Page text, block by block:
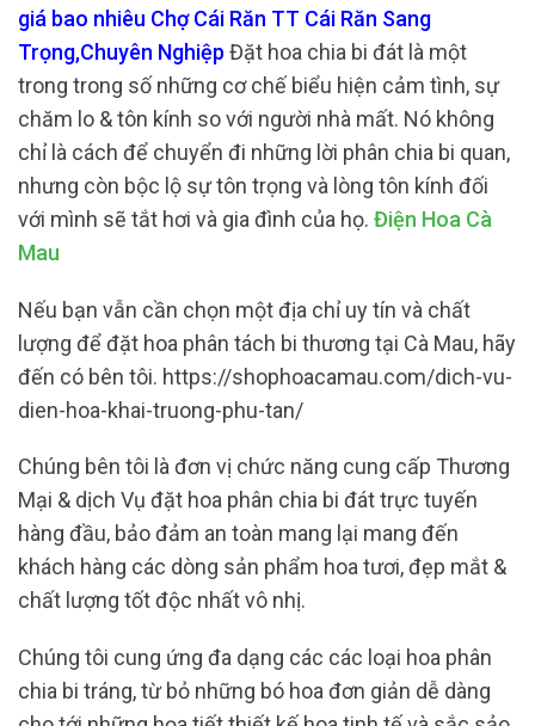
giá bao nhiêu Chợ Cái Răn TT Cái Răn Sang
Trọng,Chuyên Nghiệp Đặt hoa chia bi đát là một
trong trong số những cơ chế biểu hiện cảm tình, sự
chăm lo & tôn kính so với người nhà mất. Nó không
chỉ là cách để chuyển đi những lời phân chia bi quan,
nhưng còn bộc lộ sự tôn trọng và lòng tôn kính đối
với mình sẽ tắt hơi và gia đình của họ. Điện Hoa Cà
Mau
Nếu bạn vẫn cần chọn một địa chỉ uy tín và chất
lượng để đặt hoa phân tách bi thương tại Cà Mau, hãy
đến có bên tôi. https://shophoacamau.com/dich-vu-
dien-hoa-khai-truong-phu-tan/
Chúng bên tôi là đơn vị chức năng cung cấp Thương
Mại & dịch Vụ đặt hoa phân chia bi đát trực tuyến
hàng đầu, bảo đảm an toàn mang lại mang đến
khách hàng các dòng sản phẩm hoa tươi, đẹp mắt &
chất lượng tốt độc nhất vô nhị.
Chúng tôi cung ứng đa dạng các các loại hoa phân
chia bi tráng, từ bỏ những bó hoa đơn giản dễ dàng